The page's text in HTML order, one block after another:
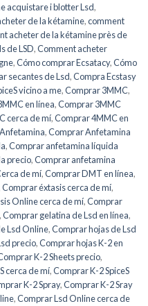
acquistare i blotter Lsd,
de la kétamine,comment
acheter de la kétamine près de
de LSD,Comment acheter
,Cómo comprar Ecsatacy,Cómo
secantes de Lsd,Compra Ecstasy
vicino a me,Comprar 3MMC,
en línea,Comprar 3MMC
cerca de mí,Comprar 4MMC en
,Comprar Anfetamina
,Comprar anfetamina líquida
precio,Comprar anfetamina
de mí,Comprar DMT en línea,
Comprar éxtasis cerca de mí,
Online cerca de mí,Comprar
,Comprar gelatina de Lsd en línea,
Lsd Online,Comprar hojas de Lsd
precio,Comprar hojas K-2 en
K-2 Sheets precio,
cerca de mí,Comprar K-2 SpiceS
K-2 Spray,Comprar K-2 Sray
,Comprar Lsd Online cerca de